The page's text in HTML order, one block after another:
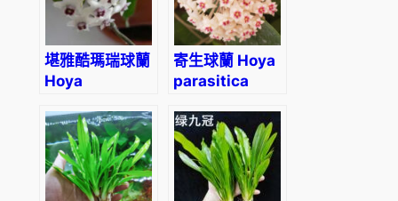
堪雅酷瑪瑞球蘭
Hoya
‘Mini-kerrii’
寄生球蘭 Hoya
parasitica